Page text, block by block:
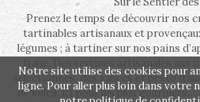
Prenez le temps de découvrir nos
tartinables artisanaux et
légumes ; à tartiner sur nos pains
Italie. Des terrines artisanales aux
sélectionnés, des sauces et pesto
de soleil. Et pour les plus
Notre site utilise des cookies pour
ligne. Pour aller plus loin dans votre